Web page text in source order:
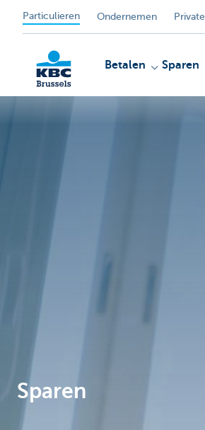
Particulieren Ondernemen
Betalen Sparen
Sparen